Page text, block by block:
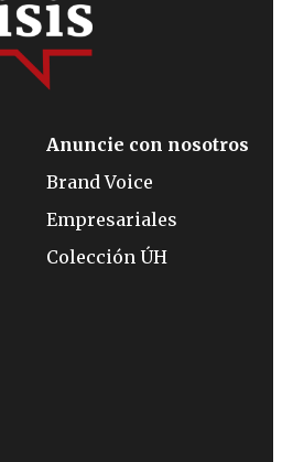
Anuncie con nosotros
Brand Voice
Empresariales
Colección ÚH